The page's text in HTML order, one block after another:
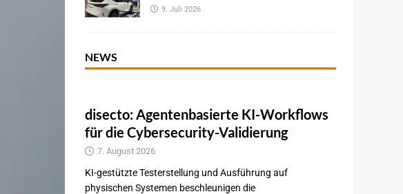
9. Juli 2026
NEWS
disecto: Agentenbasierte KI-Workflows
für die Cybersecurity-Validierung
7. August 2026
KI-gestützte Testerstellung und Ausführung auf
physischen Systemen beschleunigen die